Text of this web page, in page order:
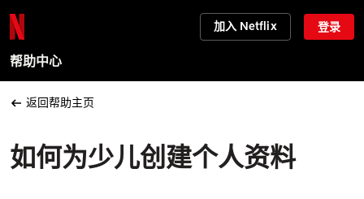
加入 Netflix 登录
帮助中心
返回帮助主页
如何为少儿创建个人资料